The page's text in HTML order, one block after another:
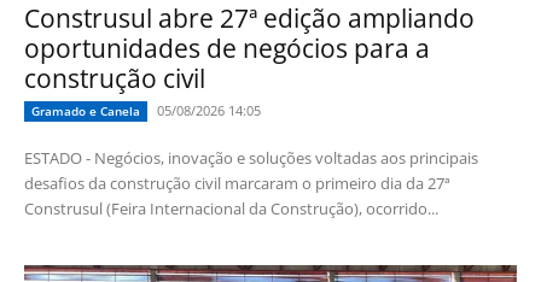
Construsul abre 27ª edição ampliando
oportunidades de negócios para a
construção civil
Gramado e Canela 05/08/2026 14:05
ESTADO - Negócios, inovação e soluções voltadas aos principais
desafios da construção civil marcaram o primeiro dia da 27ª
Construsul (Feira Internacional da Construção), ocorrido...